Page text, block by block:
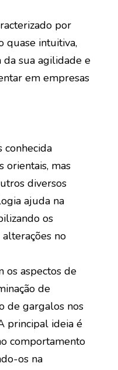
por
quase intuitiva,
sua agilidade e
em empresas
conhecida
orientais, mas
diversos
ajuda na
os
no
os aspectos de
de
de gargalos nos
principal ideia é
comportamento
os na